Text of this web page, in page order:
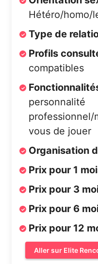
Hétéro/homo/
Type de
Profils
compatibles
personnalité
professionnel/
vous de jouer
Organisation
Prix pour 1
Prix pour 3
Prix pour 6
Prix pour 12
Aller sur Elite